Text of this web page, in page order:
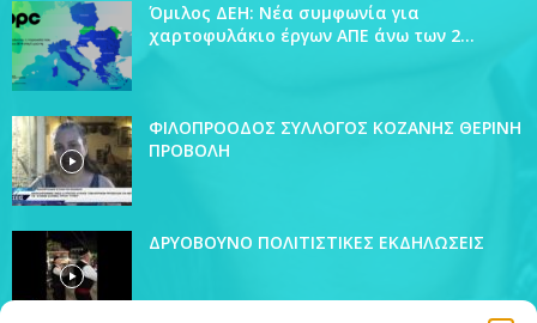
Όμιλος ΔΕΗ: Νέα συμφωνία για
χαρτοφυλάκιο έργων ΑΠΕ άνω των 2...
ΦΙΛΟΠΡΟΟΔΟΣ ΣΥΛΛΟΓΟΣ ΚΟΖΑΝΗΣ ΘΕΡΙΝΗ
ΠΡΟΒΟΛΗ
ΔΡΥΟΒΟΥΝΟ ΠΟΛΙΤΙΣΤΙΚΕΣ ΕΚΔΗΛΩΣΕΙΣ